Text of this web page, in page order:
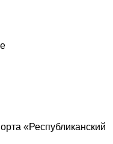
«Республиканский